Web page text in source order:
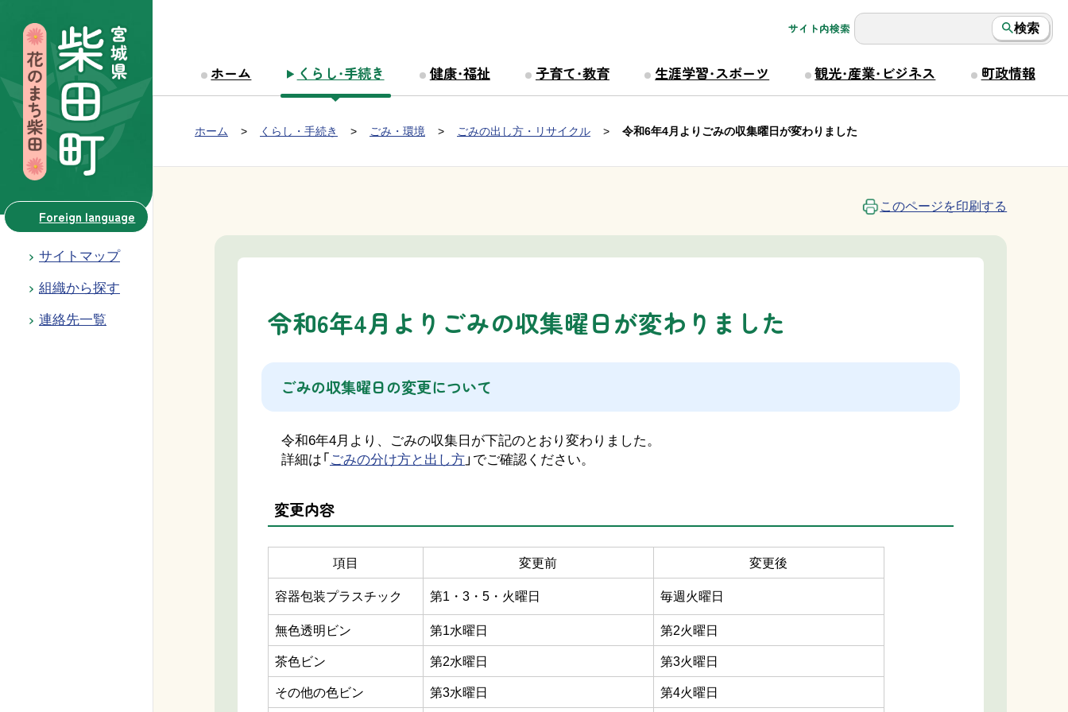
Foreign language
サイトマップ
組織から探す
連絡先一覧
サイト内検索 検索
Group NAV
ホーム くらし・手続き 健康・福祉 子育て・教育 生涯学習・スポーツ 観光・産業・ビジネス 町政情報
現在位置：
ホーム くらし・手続き ごみ・環境 ごみの出し方・リサイクル 令和6年4月よりごみの収集曜日が変わりました
このページを印刷する
令和6年4月よりごみの収集曜日が変わりました
ごみの収集曜日の変更について
令和6年4月より、ごみの収集日が下記のとおり変わりました。
詳細は「ごみの分け方と出し方」でご確認ください。
変更内容
項目 変更前 変更後
容器包装プラスチック 第1・3・5・火曜日 毎週火曜日
無色透明ビン 第1水曜日 第2火曜日
茶色ビン 第2水曜日 第3火曜日
その他の色ビン 第3水曜日 第4火曜日